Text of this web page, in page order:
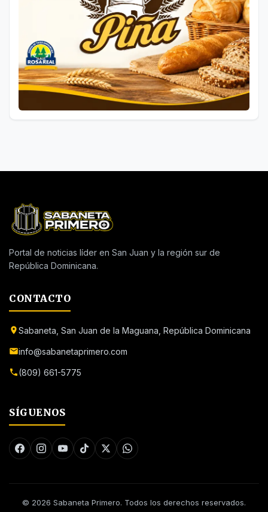
Portal de noticias líder en San Juan y la región sur de
República Dominicana.
CONTACTO
Sabaneta, San Juan de la Maguana, República Dominicana
info@sabanetaprimero.com
(809) 661-5775
SÍGUENOS
© 2026 Sabaneta Primero. Todos los derechos reservados.